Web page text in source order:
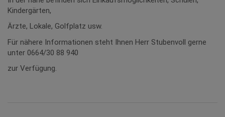
Kindergärten,
Ärzte, Lokale, Golfplatz usw.
Für nähere Informationen steht Ihnen Herr Stubenvoll gerne
unter 0664/30 88 940
zur Verfügung.